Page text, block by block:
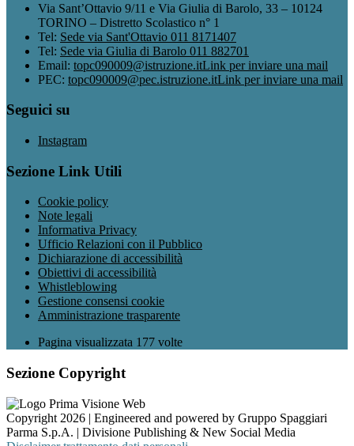
Via Sant’Ottavio 9/11 e Via Giulia di Barolo, 33 – 10124
TORINO – Distretto Scolastico n° 1
Tel: Sede via Sant'Ottavio 011 8171407
Tel: Sede via Giulia di Barolo 011 882701
Email: topc090009@istruzione.itLink per inviare una mail
PEC: topc090009@pec.istruzione.itLink per inviare una mail
Seguici su
Instagram
Sezione Link Utili
Cookie policy
Note legali
Informativa Privacy
Ufficio Relazioni con il Pubblico
Dichiarazione di accessibilità
Obiettivi di accessibilità
Whistleblowing
Gestione consensi cookie
Amministrazione trasparente
Pagina visualizzata 177 volte
Sezione Copyright
Copyright 2026 | Engineered and powered by Gruppo Spaggiari
Parma S.p.A. | Divisione Publishing & New Social Media